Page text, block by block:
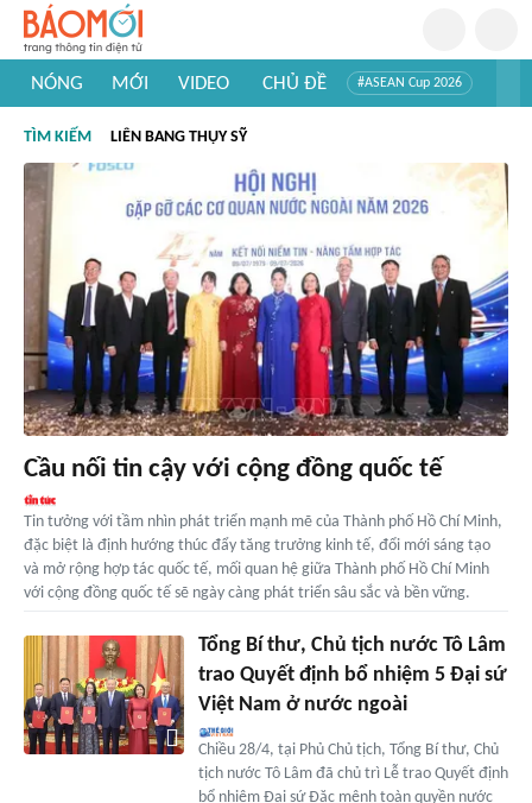
NÓNG MỚI VIDEO CHỦ ĐỀ #ASEAN Cup 2026
#Khám phá Việt Nam
#Khám phá thế giới
TÌM KIẾM LIÊN BANG THỤY SỸ
Cầu nối tin cậy với cộng đồng quốc tế
Tin tưởng với tầm nhìn phát triển mạnh mẽ của Thành phố Hồ Chí Minh,
đặc biệt là định hướng thúc đẩy tăng trưởng kinh tế, đổi mới sáng tạo
và mở rộng hợp tác quốc tế, mối quan hệ giữa Thành phố Hồ Chí Minh
với cộng đồng quốc tế sẽ ngày càng phát triển sâu sắc và bền vững.
Tổng Bí thư, Chủ tịch nước Tô Lâm
trao Quyết định bổ nhiệm 5 Đại sứ
Việt Nam ở nước ngoài
Chiều 28/4, tại Phủ Chủ tịch, Tổng Bí thư, Chủ
tịch nước Tô Lâm đã chủ trì Lễ trao Quyết định
bổ nhiệm Đại sứ Đặc mệnh toàn quyền nước